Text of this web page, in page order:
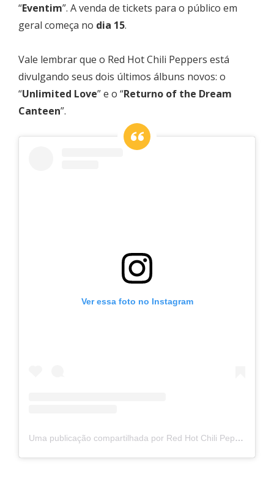
“Eventim”. A venda de tickets para o público em
geral começa no dia 15.
Vale lembrar que o Red Hot Chili Peppers está
divulgando seus dois últimos álbuns novos: o
“Unlimited Love” e o “Returno of the Dream
Canteen”.
Ver essa foto no Instagram
Uma publicação compartilhada por Red Hot Chili Peppers (@chilipeppers)